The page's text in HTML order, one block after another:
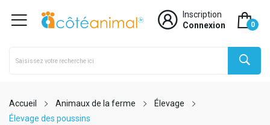
Inscription
Connexion
0
Accueil Animaux de la ferme
Élevage
Élevage des poussins